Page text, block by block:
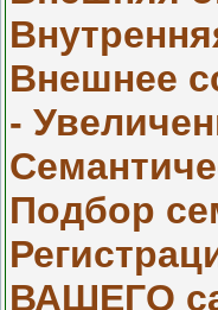
Внешнее
-
Подбор
ВАШЕГО